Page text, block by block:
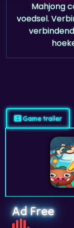
Mahjong
voedsel.
Game trailer
Ad Free